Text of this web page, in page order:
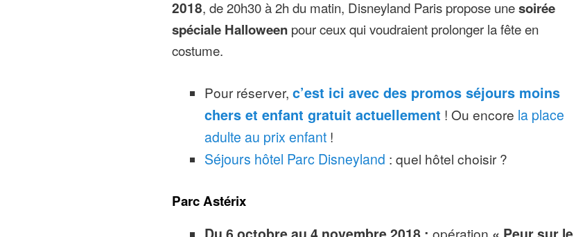
2018, de 20h30 à 2h du matin, Disneyland Paris propose unesoirée
spéciale Halloween pour ceux qui voudraient prolonger la fête en
costume.
Pour réserver, c’est ici avec des promos séjours moins
chers et enfant gratuit actuellement ! Ou encore la place
adulte au prix enfant!
Séjours hôtel Parc Disneyland : quel hôtel choisir ?
Parc Astérix
opération